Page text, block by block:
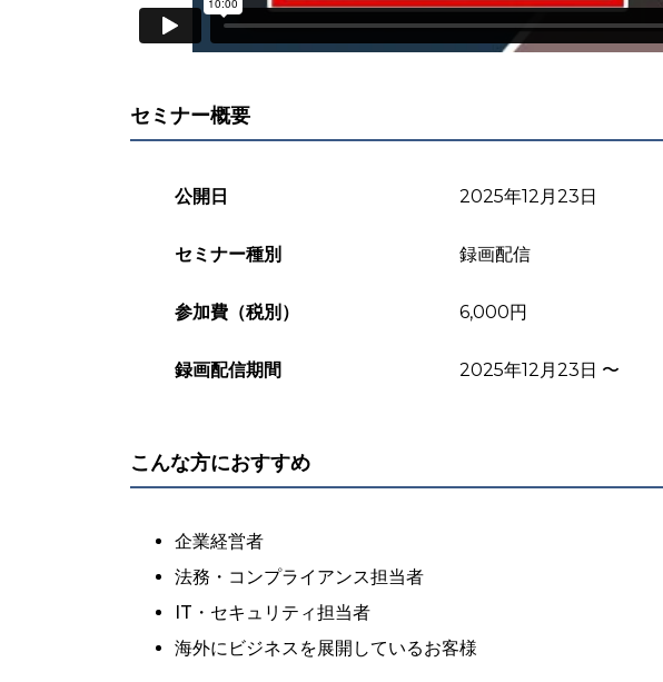
セミナー概要
公開日 2025年12月23日
セミナー種別 録画配信
参加費（税別） 6,000円
録画配信期間 2025年12月23日 〜
こんな方におすすめ
企業経営者
法務・コンプライアンス担当者
IT・セキュリティ担当者
海外にビジネスを展開しているお客様